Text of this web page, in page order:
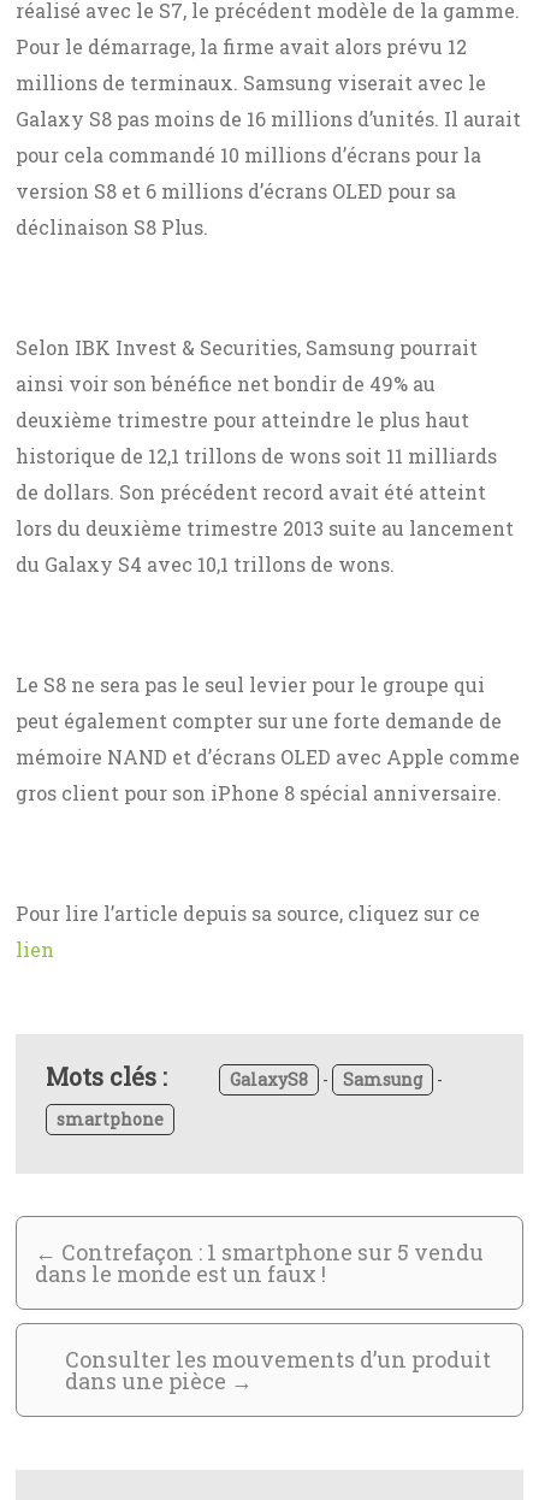
réalisé avec le S7, le précédent modèle de la gamme.
Pour le démarrage, la firme avait alors prévu 12
millions de terminaux. Samsung viserait avec le
Galaxy S8 pas moins de 16 millions d’unités. Il aurait
pour cela commandé 10 millions d’écrans pour la
version S8 et 6 millions d’écrans OLED pour sa
déclinaison S8 Plus.
Selon IBK Invest & Securities, Samsung pourrait
ainsi voir son bénéfice net bondir de 49% au
deuxième trimestre pour atteindre le plus haut
historique de 12,1 trillons de wons soit 11 milliards
de dollars. Son précédent record avait été atteint
lors du deuxième trimestre 2013 suite au lancement
du Galaxy S4 avec 10,1 trillons de wons.
Le S8 ne sera pas le seul levier pour le groupe qui
peut également compter sur une forte demande de
mémoire NAND et d’écrans OLED avec Apple comme
gros client pour son iPhone 8 spécial anniversaire.
Pour lire l’article depuis sa source, cliquez sur ce
lien
Mots clés : GalaxyS8 - Samsung
-
smartphone
← Contrefaçon : 1 smartphone sur 5 vendu
dans le monde est un faux !
Consulter les mouvements d’un produit
dans une pièce →